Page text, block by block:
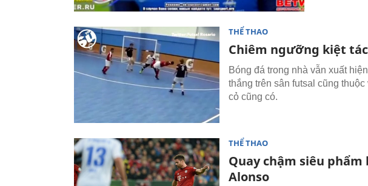
THỂ THAO
Chiêm ngưỡng kiệt
Bóng đá trong nhà vẫn xuất
thắng trên sân futsal cũng
cỏ cũng có.
THỂ THAO
Quay chậm siêu
Alonso